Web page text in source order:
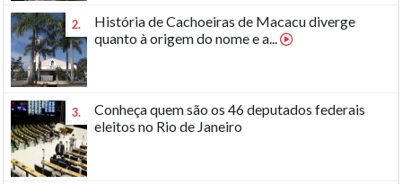
2.
História de Cachoeiras de Macacu diverge
quanto à origem do nome e a...
3.
Conheça quem são os 46 deputados federais
eleitos no Rio de Janeiro